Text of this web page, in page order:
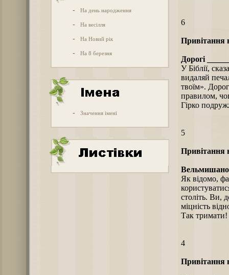
- На день народження
- На весілля
- На Новий рік
- На 8 березня
- Значення імені
6
Привітання
Дорогі
У Біблії,
видаляй
твоїм».
правилом,
Гірко
5
Привітання
Як відомо,
століть. Ви,
міцність
Так тримати!
4
Привітання